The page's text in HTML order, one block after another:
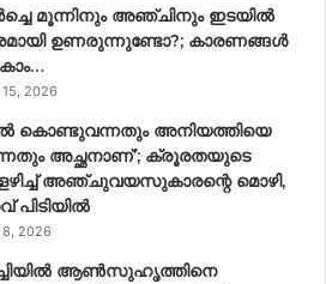
മൂന്നിനും അഞ്ചിനും ഇടയിൽ
ഉണരുന്നുണ്ടോ?; കാരണങ്ങള്‍
15, 2026
കൊണ്ടുവന്നതും അനിയത്തിയെ
അച്ഛനാണ്’; ക്രൂരതയുടെ
അഞ്ചുവയസുകാരന്റെ മൊഴി,
പിടിയിൽ
8, 2026
ആൺസുഹൃത്തിനെ